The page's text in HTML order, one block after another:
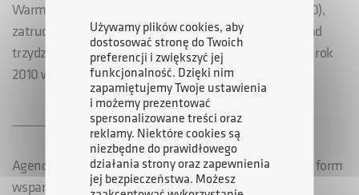
Warmińsko - Mazurskiego (liczba łóżek przekracza 1100),
zatrudnia ok. 3 tys. osób i prowadzi działalność w ponad
trzydziestu klinikach. Przychody netto ze sprzedaży za rok
2010 wyniosły ponad 400 mln zł.
_____________________
Agencja Rozwoju Przemysłu S.A. udziela także innych form
wsparcia finansowego - pomocy publicznej.
Używamy plików cookies, aby
dostosować stronę do Twoich
preferencji i zwiększyć jej
funkcjonalność. Dzięki nim
zapamiętujemy Twoje ustawienia
i możemy prezentować
spersonalizowane treści oraz
reklamy. Niektóre cookies są
niezbędne do prawidłowego
działania strony oraz zapewnienia
jej bezpieczeństwa. Możesz